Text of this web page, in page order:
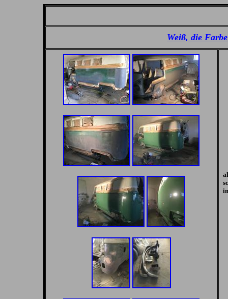
Weiß, die